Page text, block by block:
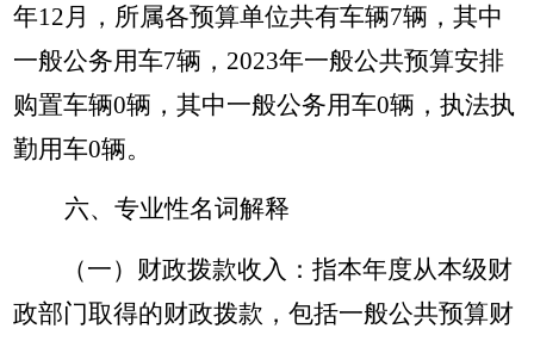
年12月，所属各预算单位共有车辆7辆，其中
一般公务用车7辆，2023年一般公共预算安排
购置车辆0辆，其中一般公务用车0辆，执法执
勤用车0辆。
六、专业性名词解释
（一）财政拨款收入：指本年度从本级财
政部门取得的财政拨款，包括一般公共预算财